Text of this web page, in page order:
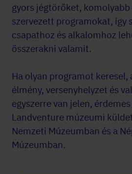
gyors jégtörőket,
szervezett programokat, így
csapathoz és alkalomhoz
összerakni valamit.
Ha olyan programot
élmény, versenyhelyzet és
egyszerre van jelen,
Landventure múzeumi
Nemzeti Múzeumban és a
Múzeumban.